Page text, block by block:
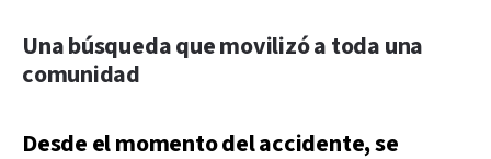
Una búsqueda que movilizó a toda una
comunidad
Desde el momento del accidente, se